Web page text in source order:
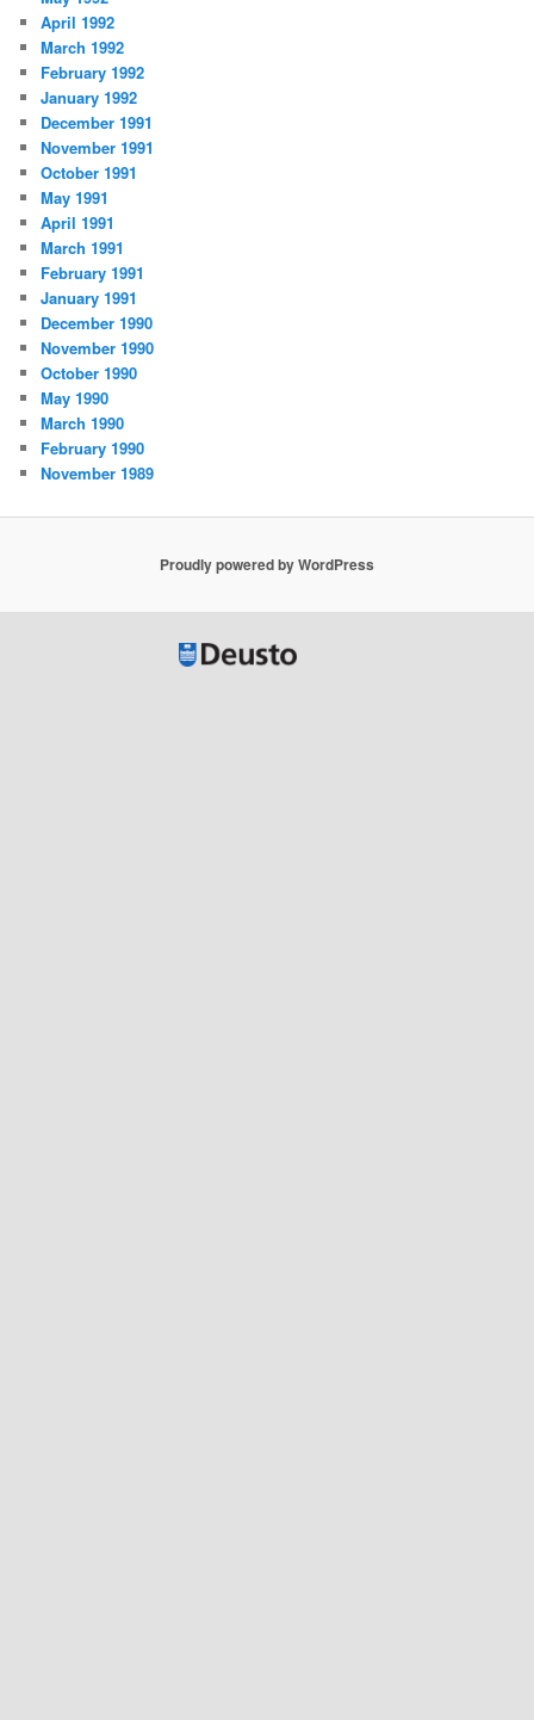
April 1992
March 1992
February 1992
January 1992
December 1991
November 1991
October 1991
May 1991
April 1991
March 1991
February 1991
January 1991
December 1990
November 1990
October 1990
May 1990
March 1990
February 1990
November 1989
Proudly powered by WordPress